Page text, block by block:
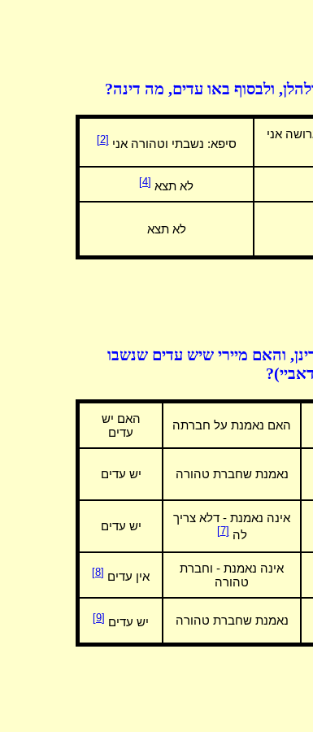
ולבסוף באו עדים, מה דינה?
אני
סיפא: נשבתי וטהורה אני[2]
לא תצא [4]
לא תצא
והאם מיירי שיש עדים שנשבו
האם נאמנת על חברתה
האם יש
עדים
נאמנת שחברת טהורה יש עדים
אינה נאמנת - דלא צריך
לה[7] יש עדים
אינה נאמנת - וחברת
טהורה
אין עדים [8]
נאמנת שחברת טהורה יש עדים [9]